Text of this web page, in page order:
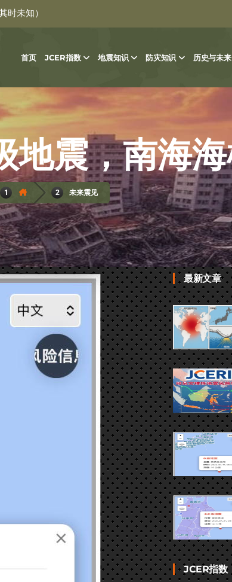
时未知）
首页 JCER指数 地震知识 防灾知识 历史与未来
未来震见
最新文章
JCER指数